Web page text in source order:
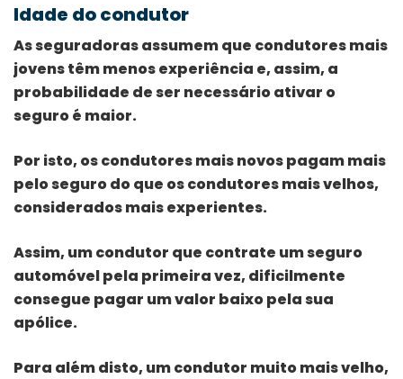
Idade do condutor
As seguradoras assumem que condutores mais
jovens têm menos experiência e, assim, a
probabilidade de ser necessário ativar o
seguro é maior.
Por isto, os condutores mais novos pagam mais
pelo seguro do que os condutores mais velhos,
considerados mais experientes.
Assim, um condutor que contrate um seguro
automóvel pela primeira vez, dificilmente
consegue pagar um valor baixo pela sua
apólice.
Para além disto, um condutor muito mais velho,